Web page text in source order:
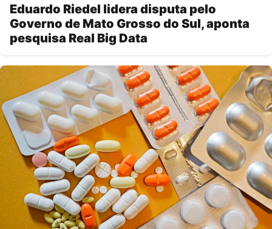
Eduardo Riedel lidera disputa pelo
Governo de Mato Grosso do Sul, aponta
pesquisa Real Big Data